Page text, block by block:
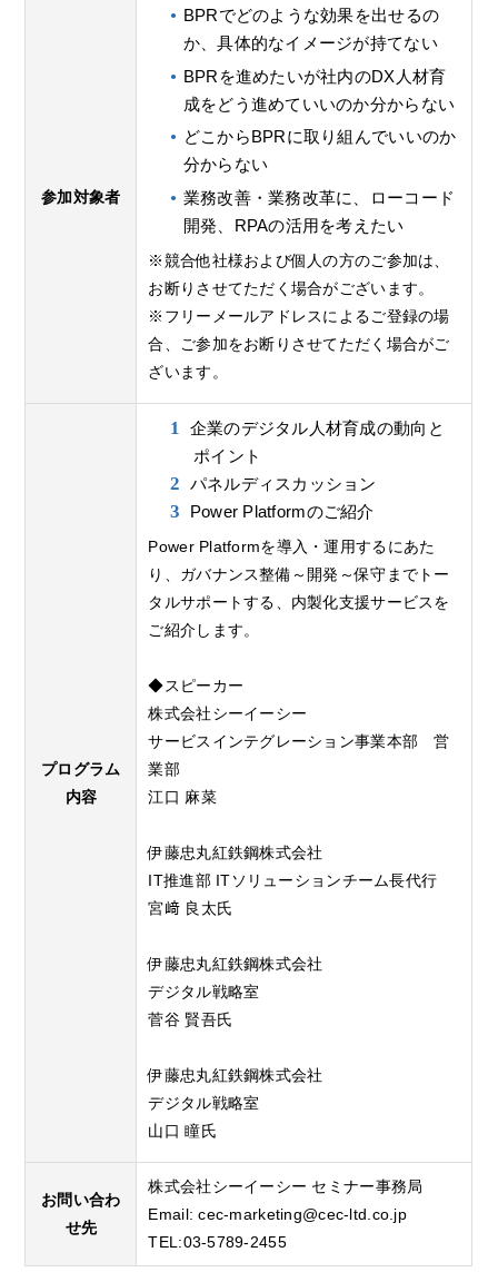
参加対象者
BPRでどのような効果を出せるの
か、具体的なイメージが持てない
BPRを進めたいが社内のDX人材育
成をどう進めていいのか分からない
どこからBPRに取り組んでいいのか
分からない
業務改善・業務改革に、ローコード
開発、RPAの活用を考えたい
※競合他社様および個人の方のご参加は、
お断りさせてただく場合がございます。
※フリーメールアドレスによるご登録の場
合、ご参加をお断りさせてただく場合がご
ざいます。
プログラム
内容
企業のデジタル人材育成の動向と
ポイント
パネルディスカッション
Power Platformのご紹介
Power Platformを導入・運用するにあた
り、ガバナンス整備～開発～保守までトー
タルサポートする、内製化支援サービスを
ご紹介します。
◆スピーカー
株式会社シーイーシー
サービスインテグレーション事業本部 営
業部
江口 麻菜
伊藤忠丸紅鉄鋼株式会社
IT推進部 ITソリューションチーム長代行
宮﨑 良太氏
伊藤忠丸紅鉄鋼株式会社
デジタル戦略室
菅谷 賢吾氏
伊藤忠丸紅鉄鋼株式会社
デジタル戦略室
山口 瞳氏
お問い合わ
せ先
株式会社シーイーシー セミナー事務局
Email:cec-marketing@cec-ltd.co.jp
TEL:03-5789-2455